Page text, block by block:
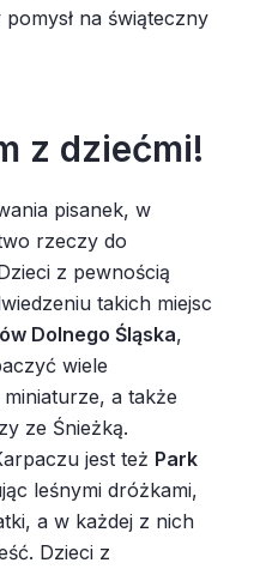
na świąteczny
z dziećmi!
pisanek, w
rzeczy do
z pewnością
takich miejsc
Dolnego Śląska,
wiele
a także
ze Śnieżką.
jest też Park
leśnymi dróżkami,
a w każdej z nich
Dzieci z